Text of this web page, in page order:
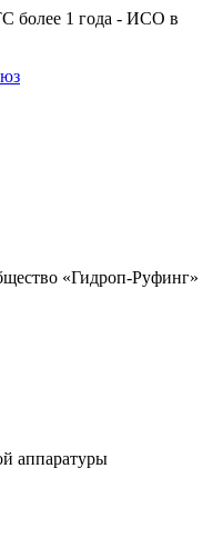
более 1 года - ИСО в
«Гидроп-Руфинг»
аппаратуры